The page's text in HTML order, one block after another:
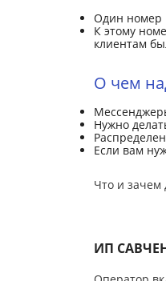
Один номер
К этому
клиентам
О чем
Нужно
Если вам
Что и зачем
ИП